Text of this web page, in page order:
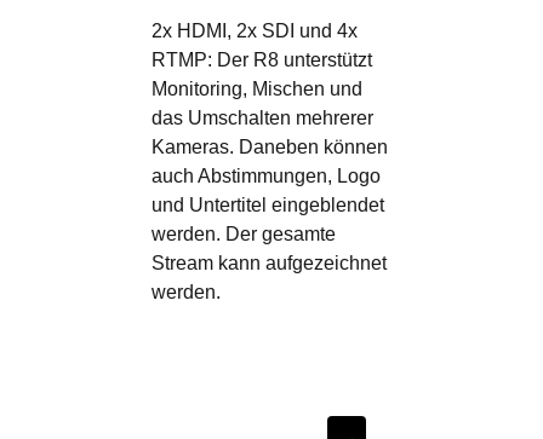
2x HDMI, 2x SDI und 4x
RTMP: Der R8 unterstützt
Monitoring, Mischen und
das Umschalten mehrerer
Kameras. Daneben können
auch Abstimmungen, Logo
und Untertitel eingeblendet
werden. Der gesamte
Stream kann aufgezeichnet
werden.